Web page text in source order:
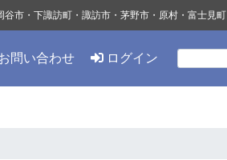
問い合わせ ログイン
市・下諏訪町・諏訪市・茅野市・原村・富士見町